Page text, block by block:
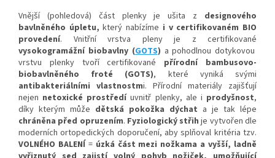
Vnější (pohledová) část plenky je ušita z designového
bavlněného úpletu,který nabízíme i v certifikovaném BIO
provedení. Vnitřní vrstva pleny je z certifikované
vysokogramážní biobavlny (GOTS) a pohodlnoudotykovou
vrstvu plenky tvoří certifikované přírodní bambusovo-
biobavlněného froté (GOTS), které vyniká svými
antibakteriálními vlastnostmi. Přírodní materiály zajišťují
nejen netoxické prostředíuvnitř plenky, ale i prodyšnost,
díky kterým může dětská pokožka dýchat a je tak lépe
chráněna před opruzením. Fyziologický střih je vytvořen dle
moderních ortopedických doporučení, aby splňoval kritéria tzv.
VOLNÉHO BALENÍ = úzká část mezi nožkama a vyšší, ladně